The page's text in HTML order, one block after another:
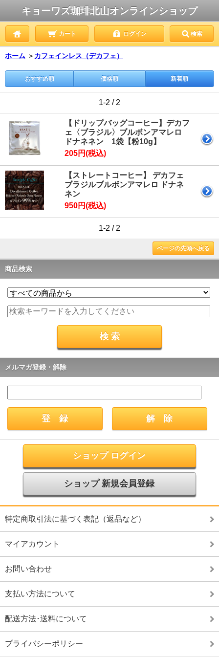
キョーワズ珈琲北山オンラインショップ
カート ログイン 検索
ホーム ＞ カフェインレス（デカフェ）
おすすめ順 価格順 新着順
1-2 / 2
【ドリップバッグコーヒー】デカフ
ェ〈ブラジル〉ブルボンアマレロ
ドナネネン 1袋【粉10g】
205円(税込)
【ストレートコーヒー】 デカフェ
ブラジルブルボンアマレロ ドナネ
ネン
950円(税込)
1-2 / 2
ページの先頭へ戻る
商品検索
メルマガ登録・解除
ショップ ログイン
ショップ 新規会員登録
特定商取引法に基づく表記（返品など）
マイアカウント
お問い合わせ
支払い方法について
配送方法･送料について
プライバシーポリシー